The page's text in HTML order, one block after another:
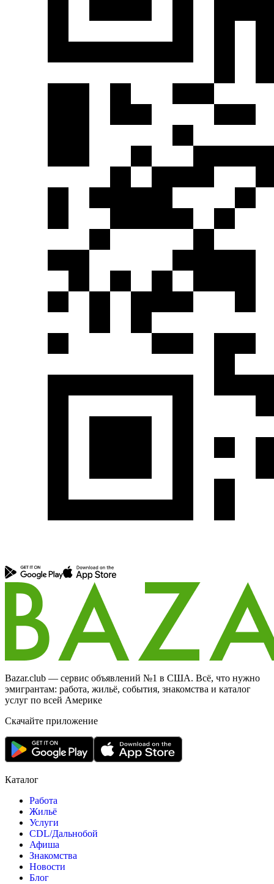
Bazar.club — сервис объявлений №1 в США. Всё, что нужно
эмигрантам: работа, жильё, события, знакомства и каталог
услуг по всей Америке
Скачайте приложение
Каталог
Работа
Жильё
Услуги
CDL/Дальнобой
Афиша
Знакомства
Новости
Блог